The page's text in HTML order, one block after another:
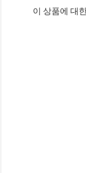
이 상품에 대